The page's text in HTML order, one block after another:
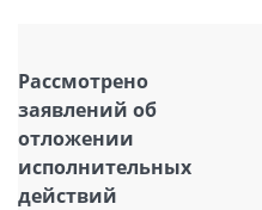
Рассмотрено
заявлений об
отложении
исполнительных
действий